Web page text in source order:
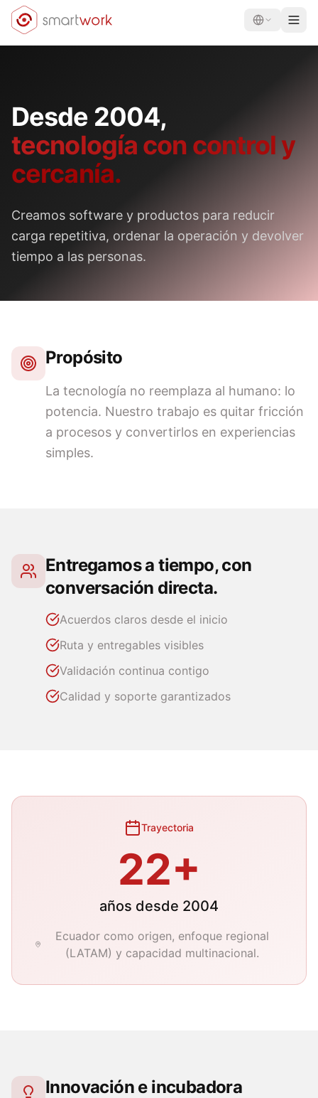
Desde 2004,
tecnología con control y
cercanía.
Creamos software y productos para reducir
carga repetitiva, ordenar la operación y devolver
tiempo a las personas.
Propósito
La tecnología no reemplaza al humano: lo
potencia. Nuestro trabajo es quitar fricción
a procesos y convertirlos en experiencias
simples.
Entregamos a tiempo, con
conversación directa.
Acuerdos claros desde el inicio
Ruta y entregables visibles
Validación continua contigo
Calidad y soporte garantizados
Trayectoria
22+
años desde 2004
Ecuador como origen, enfoque regional
(LATAM) y capacidad multinacional.
Innovación e incubadora